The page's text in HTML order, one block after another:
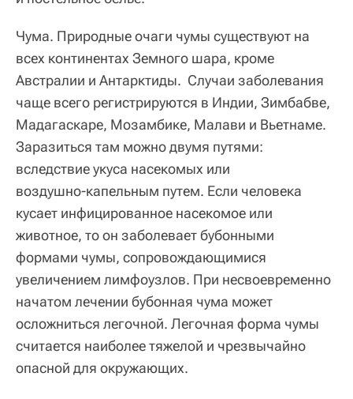
Чума. Природные очаги чумы существуют на
всех континентах Земного шара, кроме
Австралии и Антарктиды. Случаи заболевания
чаще всего регистрируются в Индии, Зимбабве,
Мадагаскаре, Мозамбике, Малави и Вьетнаме.
Заразиться там можно двумя путями:
вследствие укуса насекомых или
воздушно‑капельным путем. Если человека
кусает инфицированное насекомое или
животное, то он заболевает бубонными
формами чумы, сопровождающимися
увеличением лимфоузлов. При несвоевременно
начатом лечении бубонная чума может
осложниться легочной. Легочная форма чумы
считается наиболее тяжелой и чрезвычайно
опасной для окружающих.